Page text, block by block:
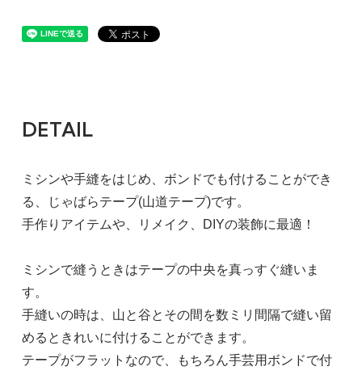
DETAIL
ミシンや手縫をはじめ、ボンドでも付けることができ
る、じゃばらテープ(山道テープ)です。
手作りアイテムや、リメイク、DIYの装飾に最適！
ミシンで縫うときはテープの中央を真っすぐ縫いま
す。
手縫いの時は、山と谷とその間を数ミリ間隔で縫い留
めるときれいに付けることができます。
テープがフラットなので、もちろん手芸用ボンドで付